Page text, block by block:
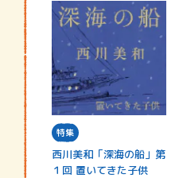
特集
西川美和「深海の船」第
１回 置いてきた子供